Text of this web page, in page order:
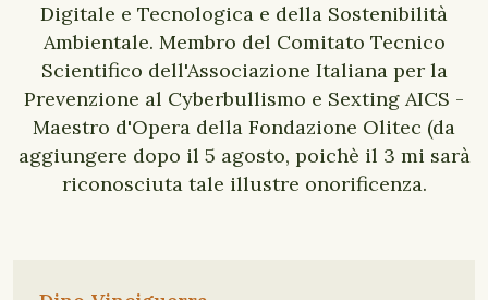
Digitale e Tecnologica e della Sostenibilità
Ambientale. Membro del Comitato Tecnico
Scientifico dell'Associazione Italiana per la
Prevenzione al Cyberbullismo e Sexting AICS -
Maestro d'Opera della Fondazione Olitec (da
aggiungere dopo il 5 agosto, poichè il 3 mi sarà
riconosciuta tale illustre onorificenza.